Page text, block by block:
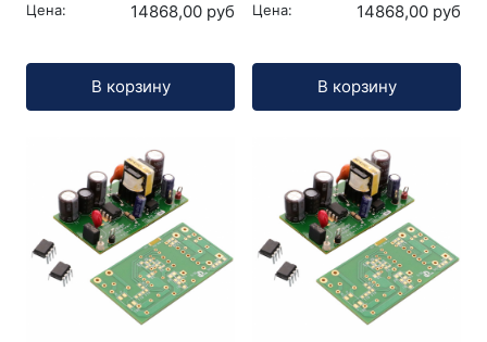
Цена: 14868,00 руб
В корзину
Цена: 14868,00 руб
В корзину